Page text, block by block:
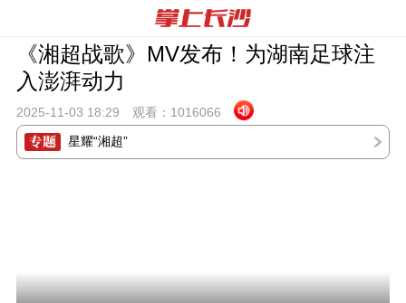
《湘超战歌》MV发布！为湖南足球注
入澎湃动力
2025-11-03 18:29 观看： 1016066
星耀“湘超”